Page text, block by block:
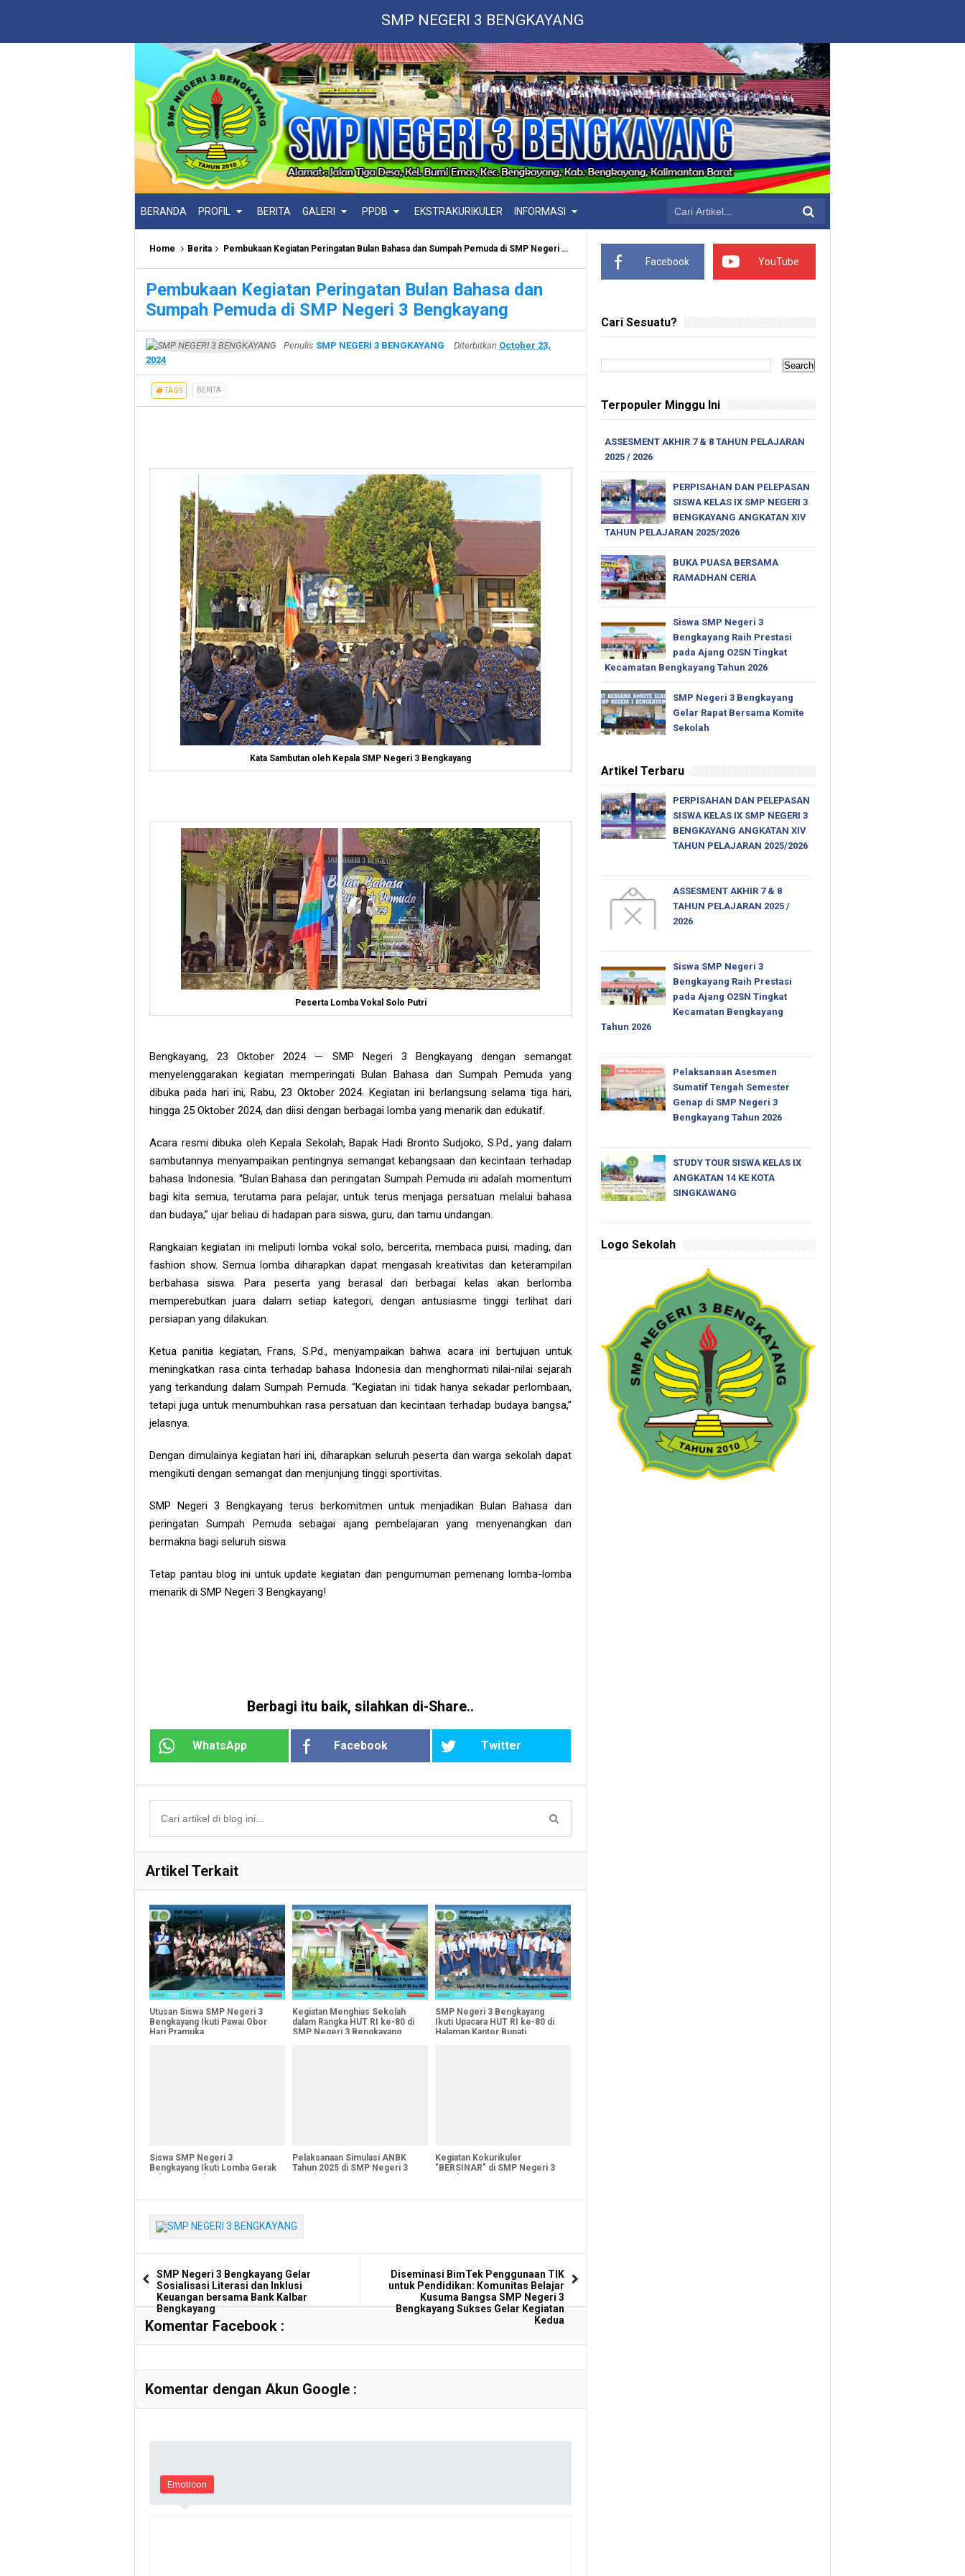
SMP NEGERI 3 BENGKAYANG
BERANDA PROFIL BERITA GALERI PPDB EKSTRAKURIKULER INFORMASI
Home Berita Pembukaan Kegiatan Peringatan Bulan Bahasa dan Sumpah Pemuda di SMP Negeri 3 Bengkayang
Pembukaan Kegiatan Peringatan Bulan Bahasa dan
Sumpah Pemuda di SMP Negeri 3 Bengkayang
Penulis SMP NEGERI 3 BENGKAYANG Diterbitkan October 23,
2024
TAGS BERITA
Kata Sambutan oleh Kepala SMP Negeri 3 Bengkayang
Peserta Lomba Vokal Solo Putri
Bengkayang, 23 Oktober 2024 — SMP Negeri 3 Bengkayang dengan semangat
menyelenggarakan kegiatan memperingati Bulan Bahasa dan Sumpah Pemuda yang
dibuka pada hari ini, Rabu, 23 Oktober 2024. Kegiatan ini berlangsung selama tiga hari,
hingga 25 Oktober 2024, dan diisi dengan berbagai lomba yang menarik dan edukatif.
Acara resmi dibuka oleh Kepala Sekolah, Bapak Hadi Bronto Sudjoko, S.Pd., yang dalam
sambutannya menyampaikan pentingnya semangat kebangsaan dan kecintaan terhadap
bahasa Indonesia. “Bulan Bahasa dan peringatan Sumpah Pemuda ini adalah momentum
bagi kita semua, terutama para pelajar, untuk terus menjaga persatuan melalui bahasa
dan budaya,” ujar beliau di hadapan para siswa, guru, dan tamu undangan.
Rangkaian kegiatan ini meliputi lomba vokal solo, bercerita, membaca puisi, mading, dan
fashion show. Semua lomba diharapkan dapat mengasah kreativitas dan keterampilan
berbahasa siswa. Para peserta yang berasal dari berbagai kelas akan berlomba
memperebutkan juara dalam setiap kategori, dengan antusiasme tinggi terlihat dari
persiapan yang dilakukan.
Ketua panitia kegiatan, Frans, S.Pd., menyampaikan bahwa acara ini bertujuan untuk
meningkatkan rasa cinta terhadap bahasa Indonesia dan menghormati nilai-nilai sejarah
yang terkandung dalam Sumpah Pemuda. “Kegiatan ini tidak hanya sekadar perlombaan,
tetapi juga untuk menumbuhkan rasa persatuan dan kecintaan terhadap budaya bangsa,”
jelasnya.
Dengan dimulainya kegiatan hari ini, diharapkan seluruh peserta dan warga sekolah dapat
mengikuti dengan semangat dan menjunjung tinggi sportivitas.
SMP Negeri 3 Bengkayang terus berkomitmen untuk menjadikan Bulan Bahasa dan
peringatan Sumpah Pemuda sebagai ajang pembelajaran yang menyenangkan dan
bermakna bagi seluruh siswa.
Tetap pantau blog ini untuk update kegiatan dan pengumuman pemenang lomba-lomba
menarik di SMP Negeri 3 Bengkayang!
Berbagi itu baik, silahkan di-Share..
WhatsApp Facebook Twitter
Artikel Terkait
Utusan Siswa SMP Negeri 3
Bengkayang Ikuti Pawai Obor
Hari Pramuka
Kegiatan Menghias Sekolah
dalam Rangka HUT RI ke-80 di
SMP Negeri 3 Bengkayang
SMP Negeri 3 Bengkayang
Ikuti Upacara HUT RI ke-80 di
Halaman Kantor Bupati
Siswa SMP Negeri 3
Bengkayang Ikuti Lomba Gerak
Pelaksanaan Simulasi ANBK
Tahun 2025 di SMP Negeri 3
Kegiatan Kokurikuler
"BERSINAR" di SMP Negeri 3
SMP Negeri 3 Bengkayang Gelar
Sosialisasi Literasi dan Inklusi
Keuangan bersama Bank Kalbar
Bengkayang
Diseminasi BimTek Penggunaan TIK
untuk Pendidikan: Komunitas Belajar
Kusuma Bangsa SMP Negeri 3
Bengkayang Sukses Gelar Kegiatan
Kedua
Komentar Facebook :
Komentar dengan Akun Google :
Emoticon
Facebook YouTube
Cari Sesuatu?
Terpopuler Minggu Ini
ASSESMENT AKHIR 7 & 8 TAHUN PELAJARAN
2025 / 2026
PERPISAHAN DAN PELEPASAN
SISWA KELAS IX SMP NEGERI 3
BENGKAYANG ANGKATAN XIV
TAHUN PELAJARAN 2025/2026
BUKA PUASA BERSAMA
RAMADHAN CERIA
Siswa SMP Negeri 3
Bengkayang Raih Prestasi
pada Ajang O2SN Tingkat
Kecamatan Bengkayang Tahun 2026
SMP Negeri 3 Bengkayang
Gelar Rapat Bersama Komite
Sekolah
Artikel Terbaru
PERPISAHAN DAN PELEPASAN
SISWA KELAS IX SMP NEGERI 3
BENGKAYANG ANGKATAN XIV
TAHUN PELAJARAN 2025/2026
ASSESMENT AKHIR 7 & 8
TAHUN PELAJARAN 2025 /
2026
Siswa SMP Negeri 3
Bengkayang Raih Prestasi
pada Ajang O2SN Tingkat
Kecamatan Bengkayang
Tahun 2026
Pelaksanaan Asesmen
Sumatif Tengah Semester
Genap di SMP Negeri 3
Bengkayang Tahun 2026
STUDY TOUR SISWA KELAS IX
ANGKATAN 14 KE KOTA
SINGKAWANG
Logo Sekolah